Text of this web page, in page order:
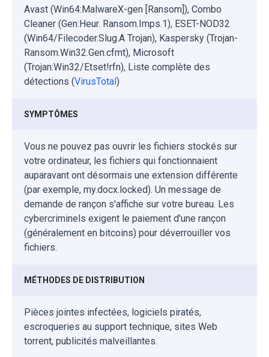
Avast (Win64:MalwareX-gen [Ransom]), Combo
Cleaner (Gen:Heur. Ransom.Imps.1), ESET-NOD32
(Win64/Filecoder.Slug.A Trojan), Kaspersky (Trojan-
Ransom.Win32.Gen.cfmt), Microsoft
(Trojan:Win32/Etset!rfn), Liste complète des
détections (VirusTotal)
SYMPTÔMES
Vous ne pouvez pas ouvrir les fichiers stockés sur
votre ordinateur, les fichiers qui fonctionnaient
auparavant ont désormais une extension différente
(par exemple, my.docx.locked). Un message de
demande de rançon s'affiche sur votre bureau. Les
cybercriminels exigent le paiement d'une rançon
(généralement en bitcoins) pour déverrouiller vos
fichiers.
MÉTHODES DE DISTRIBUTION
Pièces jointes infectées, logiciels piratés,
escroqueries au support technique, sites Web
torrent, publicités malveillantes.